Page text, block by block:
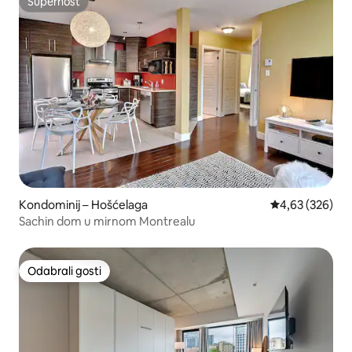
Superhost
Kondominij – Hošćelaga Prosječna
4,63 (326)
Sachin dom u mirnom Montrealu
Odabrali gosti
Odabrali gosti